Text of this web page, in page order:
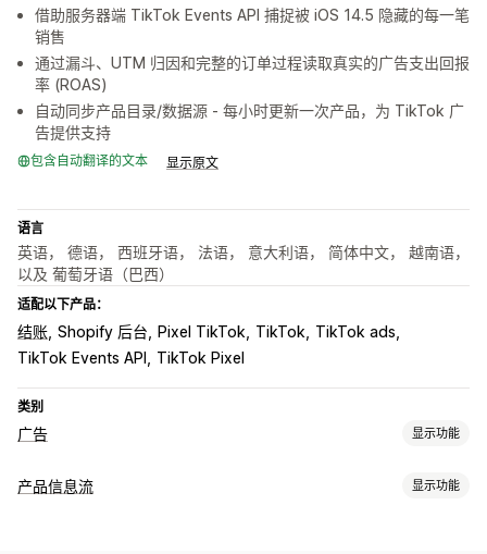
借助服务器端 TikTok Events API 捕捉被 iOS 14.5 隐藏的每一笔
销售
通过漏斗、UTM 归因和完整的订单过程读取真实的广告支出回报
率 (ROAS)
自动同步产品目录/数据源 - 每小时更新一次产品，为 TikTok 广
告提供支持
包含自动翻译的文本 显示原文
语言
英语， 德语， 西班牙语， 法语， 意大利语， 简体中文， 越南语，
以及 葡萄牙语（巴西）
适配以下产品：
结账 Shopify 后台 Pixel TikTok TikTok TikTok ads
TikTok Events API
TikTok Pixel
类别
广告 显示功能
定向
产品信息流 显示功能